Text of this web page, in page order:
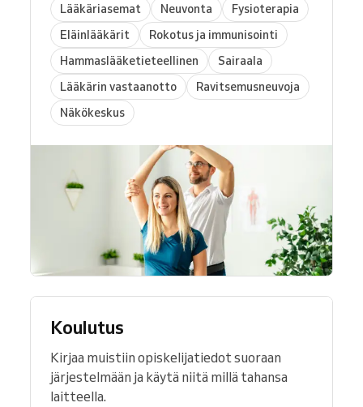
Lääkäriasemat Neuvonta
Fysioterapia
Eläinlääkärit
Rokotus ja immunisointi
Hammaslääketieteellinen
Sairaala
Lääkärin vastaanotto
Ravitsemusneuvoja
Näkökeskus
Koulutus
Kirjaa muistiin opiskelijatiedot suoraan
järjestelmään ja käytä niitä millä tahansa
laitteella.